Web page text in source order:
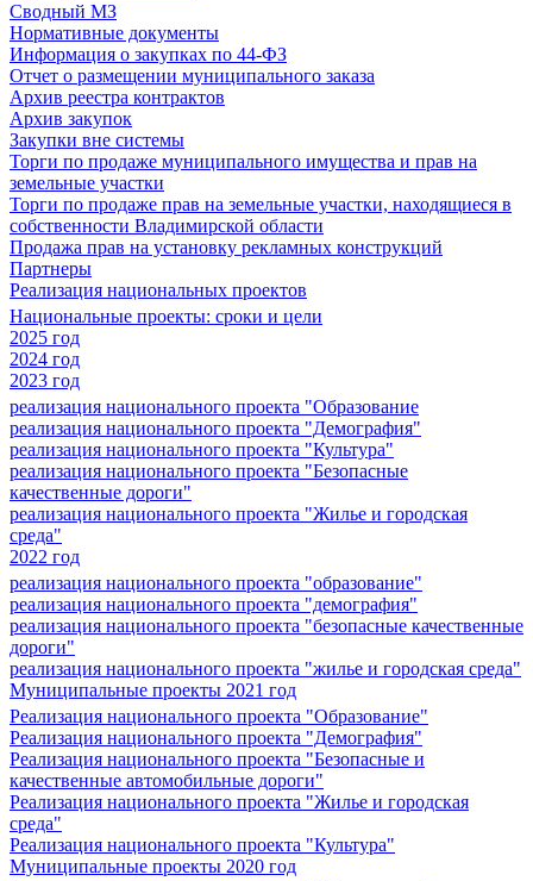
Сводный МЗ
Нормативные документы
Информация о закупках по 44-ФЗ
Отчет о размещении муниципального заказа
Архив реестра контрактов
Архив закупок
Закупки вне системы
Торги по продаже муниципального имущества и прав на
земельные участки
Торги по продаже прав на земельные участки, находящиеся в
собственности Владимирской области
Продажа прав на установку рекламных конструкций
Партнеры
Реализация национальных проектов
Национальные проекты: сроки и цели
2025 год
2024 год
2023 год
реализация национального проекта "Образование
реализация национального проекта "Демография"
реализация национального проекта "Культура"
реализация национального проекта "Безопасные
качественные дороги"
реализация национального проекта "Жилье и городская
среда"
2022 год
реализация национального проекта "образование"
реализация национального проекта "демография"
реализация национального проекта "безопасные качественные
дороги"
реализация национального проекта "жилье и городская среда"
Муниципальные проекты 2021 год
Реализация национального проекта "Образование"
Реализация национального проекта "Демография"
Реализация национального проекта "Безопасные и
качественные автомобильные дороги"
Реализация национального проекта "Жилье и городская
среда"
Реализация национального проекта "Культура"
Муниципальные проекты 2020 год